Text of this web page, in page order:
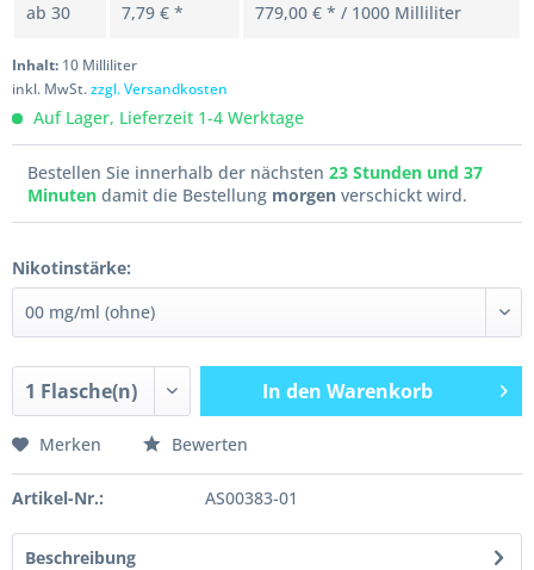
ab 30 7,79 € * 779,00 € * / 1000 Milliliter
Inhalt: 10 Milliliter
inkl. MwSt.zzgl. Versandkosten
Auf Lager, Lieferzeit 1-4 Werktage
Bestellen Sie innerhalb der nächsten 23 Stunden und 37
Minuten damit die Bestellung morgen verschickt wird.
Nikotinstärke:
In den Warenkorb
Merken Bewerten
Artikel-Nr.: AS00383-01
Beschreibung